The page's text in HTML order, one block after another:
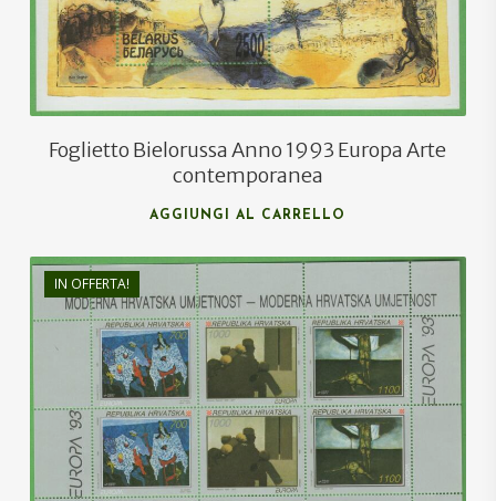
Foglietto Bielorussa Anno 1993 Europa Arte
contemporanea
AGGIUNGI AL CARRELLO
IN OFFERTA!
€4,50
€3,00